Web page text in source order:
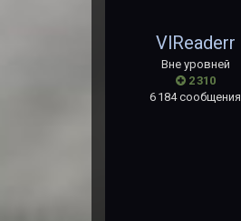
VlReaderr
Вне уровней
2 310
6 184 сообщения